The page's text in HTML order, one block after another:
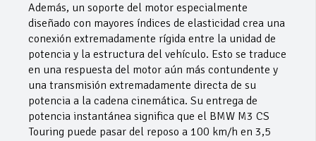
Además, un soporte del motor especialmente
diseñado con mayores índices de elasticidad crea una
conexión extremadamente rígida entre la unidad de
potencia y la estructura del vehículo. Esto se traduce
en una respuesta del motor aún más contundente y
una transmisión extremadamente directa de su
potencia a la cadena cinemática. Su entrega de
potencia instantánea significa que el BMW M3 CS
Touring puede pasar del reposo a 100 km/h en 3,5